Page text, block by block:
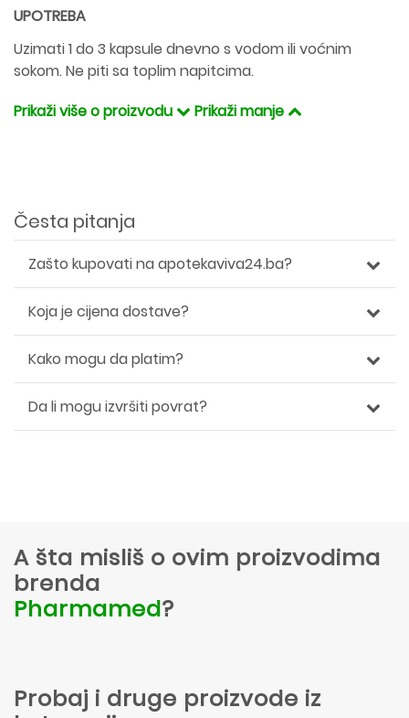
UPOTREBA
Uzimati 1 do 3 kapsule dnevno s vodom ili voćnim
sokom. Ne piti sa toplim napitcima.
Prikaži više o proizvodu
Prikaži manje
Česta pitanja
Zašto kupovati na apotekaviva24.ba?
Koja je cijena dostave?
Kako mogu da platim?
Da li mogu izvršiti povrat?
A šta misliš o ovim proizvodima
brenda
Pharmamed?
Probaj i druge proizvode iz